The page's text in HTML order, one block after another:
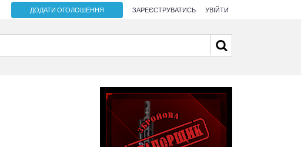
ДОДАТИ ОГОЛОШЕННЯ ЗАРЕЄСТРУВАТИСЬ УВІЙТИ